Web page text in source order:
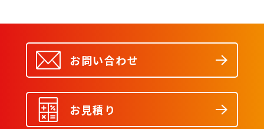
お問い合わせ
お見積り